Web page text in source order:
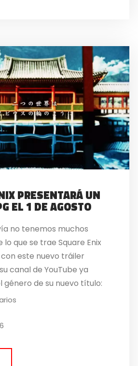
PRESENTARÁ UN
EL 1 DE AGOSTO
no tenemos muchos
que se trae Square Enix
este nuevo tráiler
canal de YouTube ya
género de su nuevo título:
japoneses piensan lanzar
al mercado próximamente.
ver una secuencia